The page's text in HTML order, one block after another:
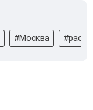
#Москва